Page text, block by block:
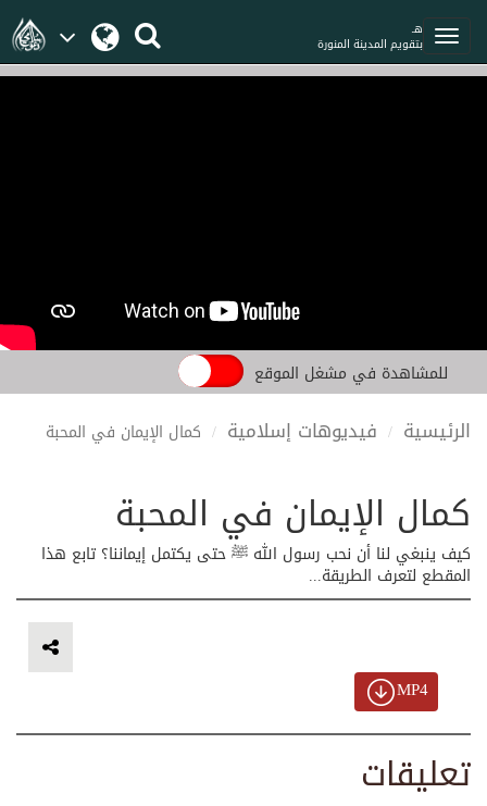
هـ
بتقويم المدينة المنورة
للمشاهدة في مشغل الموقع
الرئيسية فيديوهات إسلامية كمال الإيمان في المحبة
كمال الإيمان في المحبة
كيف ينبغي لنا أن نحب رسول الله ﷺ حتى يكتمل إيماننا؟ تابع هذا
المقطع لتعرف الطريقة...
MP4
تعليقات